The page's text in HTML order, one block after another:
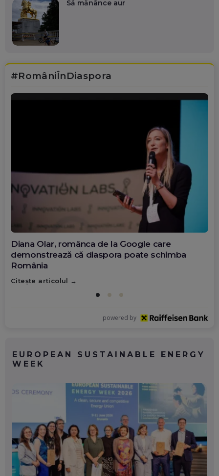
Să mănânce aur
#RomâniÎnDiaspora
Diana Olar, românca de la Google care
demonstrează că diaspora poate schimba
România
Citește articolul
powered by
EUROPEAN SUSTAINABLE ENERGY
WEEK